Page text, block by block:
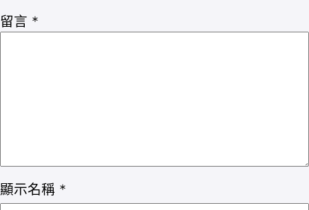
留言 *
顯示名稱 *